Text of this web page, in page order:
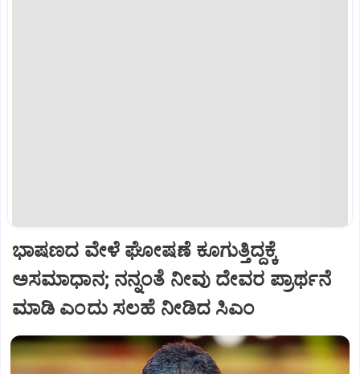
ಭಾಷಣದ ವೇಳೆ ಘೋಷಣೆ ಕೂಗುತ್ತಿದ್ದಕ್ಕೆ
ಅಸಮಾಧಾನ; ನನ್ನಂತೆ ನೀವು ದೇವರ ಪ್ರಾರ್ಥನೆ
ಮಾಡಿ ಎಂದು ಸಲಹೆ ನೀಡಿದ ಸಿಎಂ